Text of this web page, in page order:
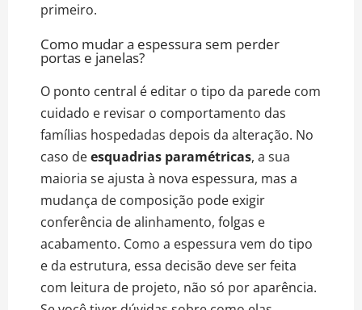
primeiro.
Como mudar a espessura sem perder
portas e janelas?
O ponto central é editar o tipo da parede com
cuidado e revisar o comportamento das
famílias hospedadas depois da alteração. No
caso deesquadrias paramétricas, a sua
maioria se ajusta à nova espessura, mas a
mudança de composição pode exigir
conferência de alinhamento, folgas e
acabamento. Como a espessura vem do tipo
e da estrutura, essa decisão deve ser feita
com leitura de projeto, não só por aparência.